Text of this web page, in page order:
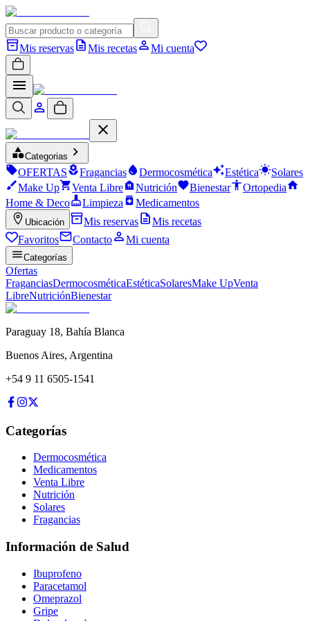
Mis reservas Mis recetas Mi cuenta
Categorias
OFERTAS Fragancias Dermocosmética Estética
Solares
Make Up
Venta Libre Nutrición Bienestar
Ortopedia
Home & Deco
Limpieza Medicamentos
Ubicación Mis reservas
Mis recetas
Favoritos
Contacto Mi cuenta
Categorías
Ofertas
FraganciasDermocosméticaEstéticaSolaresMake UpVenta
LibreNutriciónBienestar
Paraguay 18, Bahía Blanca
Buenos Aires, Argentina
+54 9 11 6505-1541
Categorías
Dermocosmética
Medicamentos
Venta Libre
Nutrición
Solares
Fragancias
Información de Salud
Ibuprofeno
Paracetamol
Omeprazol
Gripe